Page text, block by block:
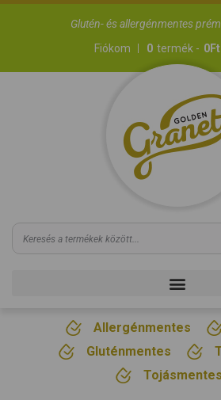
Glutén- és allergénmentes
Fiókom
0 termék - 0Ft
Allergénmentes
Gluténmentes
Tojásmentes